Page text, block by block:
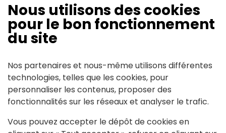
Nous utilisons des cookies
pour le bon fonctionnement
du site
Nos partenaires et nous-même utilisons différentes
technologies, telles que les cookies, pour
personnaliser les contenus, proposer des
fonctionnalités sur les réseaux et analyser le trafic.
Vous pouvez accepter le dépôt de cookies en
CHASSE SAINT
HUBERT
Mis à jour le 24 Décembre 2024